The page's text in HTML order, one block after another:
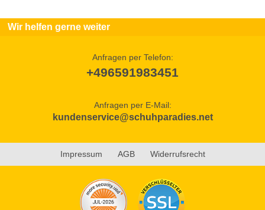
Wir helfen gerne weiter
Anfragen per Telefon:
+496591983451
Anfragen per E-Mail:
kundenservice@schuhparadies.net
Impressum AGB Widerrufsrecht